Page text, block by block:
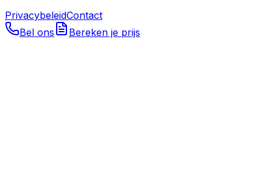
PrivacybeleidContact
Bel ons
Bereken je prijs